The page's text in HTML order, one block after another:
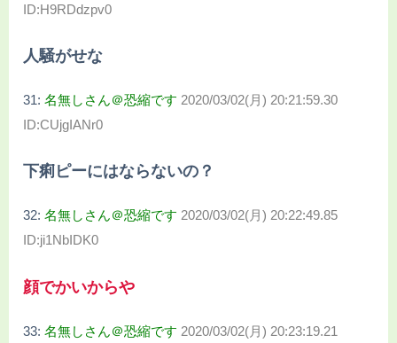
ID:H9RDdzpv0
人騒がせな
31: 名無しさん＠恐縮です 2020/03/02(月) 20:21:59.30
ID:CUjgIANr0
下痢ピーにはならないの？
32: 名無しさん＠恐縮です 2020/03/02(月) 20:22:49.85
ID:ji1NbIDK0
顔でかいからや
33: 名無しさん＠恐縮です 2020/03/02(月) 20:23:19.21